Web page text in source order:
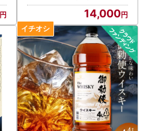
イボール
14,000